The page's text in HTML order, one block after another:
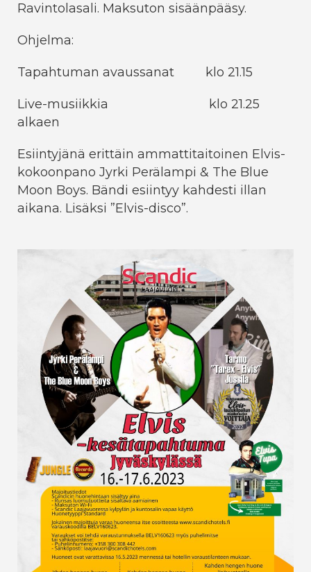
Ravintolasali. Maksuton sisäänpääsy.
Ohjelma:
Tapahtuman avaussanat klo 21.15
Live-musiikkia klo 21.25
alkaen
Esiintyjänä erittäin ammattitaitoinen Elvis-
kokoonpano Jyrki Perälampi & The Blue
Moon Boys. Bändi esiintyy kahdesti illan
aikana. Lisäksi ”Elvis-disco”.